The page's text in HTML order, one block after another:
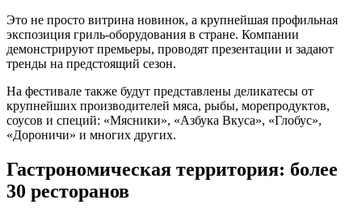
Это не просто витрина новинок, а крупнейшая профильная
экспозиция гриль-оборудования в стране. Компании
демонстрируют премьеры, проводят презентации и задают
тренды на предстоящий сезон.
На фестивале также будут представлены деликатесы от
крупнейших производителей мяса, рыбы, морепродуктов,
соусов и специй: «Мясники», «Азбука Вкуса», «Глобус»,
«Дороничи» и многих других.
Гастрономическая территория: более
30 ресторанов